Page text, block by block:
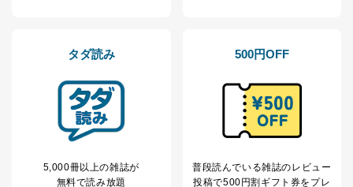
き。
に特に必要がある場合であって、本人の同意を得るこ
とが困難である場合。
国の機関もしくは地方公共団体またはその委託を受け
た者が法令の定める事務を遂行することに対して協力
する必要がある場合であって、本人の同意を得ること
き。
タダ読み
5,000冊以上の雑誌が
無料で読み放題
500円OFF
普段読んでいる雑誌のレビュー
投稿で500円割ギフト券をプレ